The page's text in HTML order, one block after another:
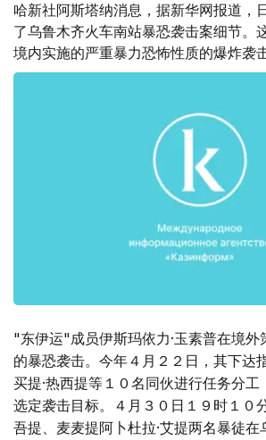
哈新社阿斯塔纳消息，据新华网报道，
了乌鲁木齐火车南站暴恐袭击案细节。
境内实施的严重暴力恐怖性质的爆炸袭击
"东伊运"成员伊斯玛依力·玉素普在境外
的暴恐袭击。今年４月２２日，其下达
买提·热西提等１０名同伙进行任务分工
选定袭击目标。４月３０日１９时１０
吾提、麦麦提阿卜杜拉·艾提两名暴徒